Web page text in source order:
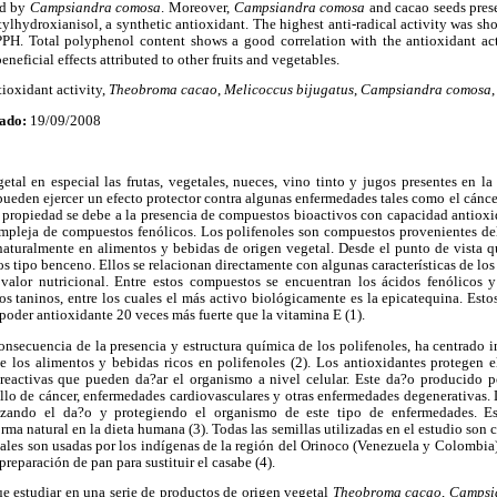
by Campsiandra comosa. Moreover, Campsiandra comosa and cacao seeds
a synthetic antioxidant. The highest anti-radical activity was
Total polyphenol content shows a good correlation with the antioxidant
effects attributed to other fruits and vegetables.
activity, Theobroma cacao, Melicoccus bijugatus, Campsiandra comosa,
19/09/2008
en especial las frutas, vegetales, nueces, vino tinto y jugos presentes en
ejercer un efecto protector contra algunas enfermedades tales como el
se debe a la presencia de compuestos bioactivos con capacidad
de compuestos fenólicos. Los polifenoles son compuestos provenientes
en alimentos y bebidas de origen vegetal. Desde el punto de vista
tipo benceno. Ellos se relacionan directamente con algunas características de
nutricional. Entre estos compuestos se encuentran los ácidos fenólicos
taninos, entre los cuales el más activo biológicamente es la epicatequina.
antioxidante 20 veces más fuerte que la vitamina E (1).
de la presencia y estructura química de los polifenoles, ha centrado
los alimentos y bebidas ricos en polifenoles (2). Los antioxidantes protegen
que pueden da?ar el organismo a nivel celular. Este da?o producido
de cáncer, enfermedades cardiovasculares y otras enfermedades
el da?o y protegiendo el organismo de este tipo de enfermedades.
natural en la dieta humana (3). Todas las semillas utilizadas en el estudio son
son usadas por los indígenas de la región del Orinoco (Venezuela y
de pan para sustituir el casabe (4).
estudiar en una serie de productos de origen vegetal Theobroma cacao,